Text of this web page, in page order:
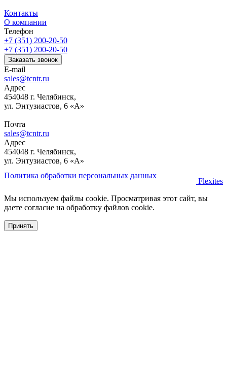
Контакты
О компании
Телефон
+7 (351) 200-20-50
+7 (351) 200-20-50
Заказать звонок
E-mail
sales@tcntr.ru
Адрес
454048 г. Челябинск,
ул. Энтузиастов, 6 «А»
Почта
sales@tcntr.ru
Адрес
454048 г. Челябинск,
ул. Энтузиастов, 6 «А»
Политика обработки персональных данных
Flexites
Мы используем файлы cookie. Просматривая этот сайт, вы
даете согласие на обработку файлов cookie.
Принять